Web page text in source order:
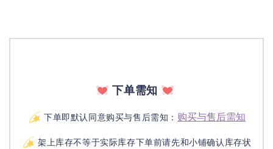
下单需知
下单即默认同意购买与售后需知： 购买与售后需知
架上库存不等于实际库存下单前请先和小铺确认库存状